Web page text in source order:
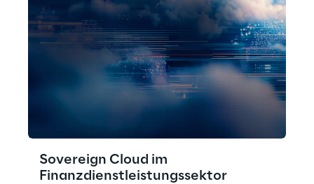
Sovereign Cloud im
Finanzdienstleistungssektor